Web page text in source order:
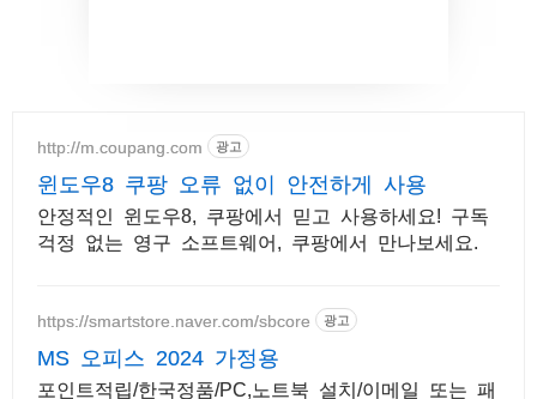
http://m.coupang.com 광고
윈도우8 쿠팡 오류 없이 안전하게 사용
안정적인 윈도우8, 쿠팡에서 믿고 사용하세요! 구독
걱정 없는 영구 소프트웨어, 쿠팡에서 만나보세요.
https://smartstore.naver.com/sbcore 광고
MS 오피스 2024 가정용
포인트적립/한국정품/PC,노트북 설치/이메일 또는 패